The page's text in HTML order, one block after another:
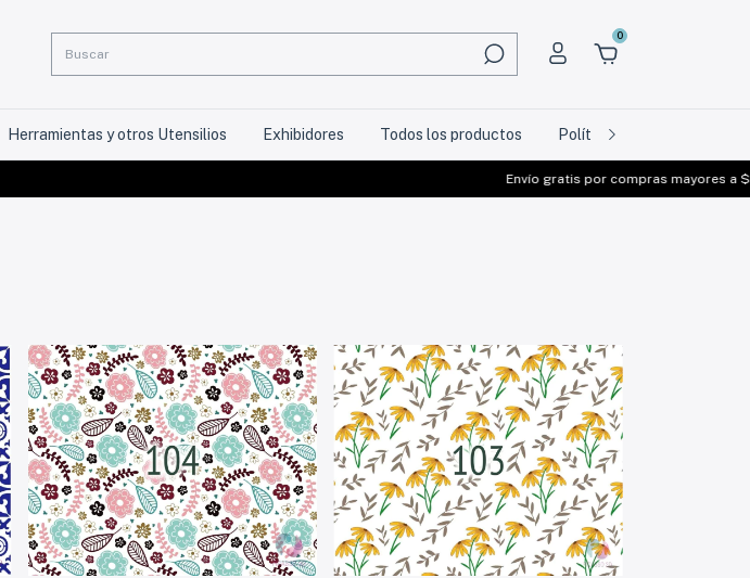
0
Herramientas y otros Utensilios Exhibidores Todos los productos Política de Devolución
Envío gratis por compras mayores a $110000 (No